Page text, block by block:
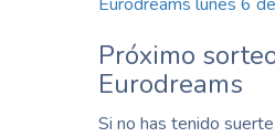
Próximo
Eurodreams
Si no has tenido